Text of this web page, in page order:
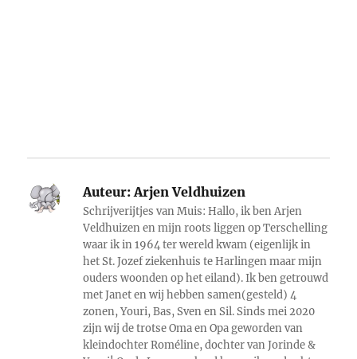
Auteur:Arjen Veldhuizen
Schrijverijtjes van Muis: Hallo, ik ben Arjen
Veldhuizen en mijn roots liggen op Terschelling
waar ik in 1964 ter wereld kwam (eigenlijk in
het St. Jozef ziekenhuis te Harlingen maar mijn
ouders woonden op het eiland). Ik ben getrouwd
met Janet en wij hebben samen(gesteld) 4
zonen, Youri, Bas, Sven en Sil. Sinds mei 2020
zijn wij de trotse Oma en Opa geworden van
kleindochter Roméline, dochter van Jorinde &